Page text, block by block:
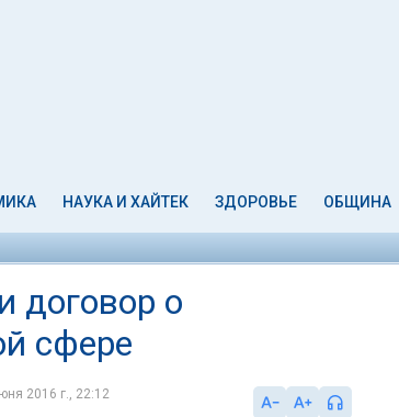
НАУКА И ХАЙТЕК ЗДОРОВЬЕ ОБЩИНА
договор о
сфере
2016 г., 22:12